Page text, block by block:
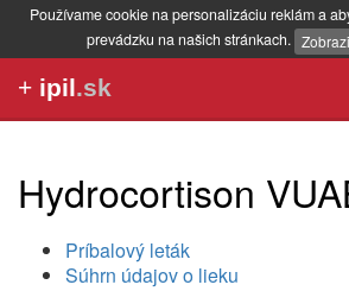
Používame cookie na personalizáciu reklám a
prevádzku na našich stránkach.
+ ipil.sk
Hydrocortison
Príbalový leták
Súhrn údajov o lieku